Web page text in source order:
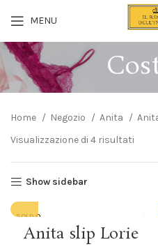
MENU
Home Negozio Anita
Visualizzazione di 4 risultati
Show sidebar
SOLD O
Anita slip Lorie